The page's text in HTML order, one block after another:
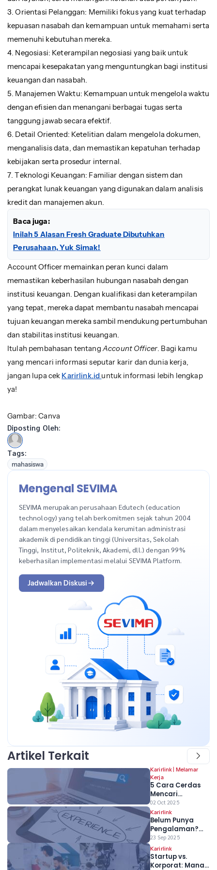
3. Orientasi Pelanggan: Memiliki fokus yang kuat terhadap
kepuasan nasabah dan kemampuan untuk memahami serta
memenuhi kebutuhan mereka.
4. Negosiasi: Keterampilan negosiasi yang baik untuk
mencapai kesepakatan yang menguntungkan bagi institusi
keuangan dan nasabah.
5. Manajemen Waktu: Kemampuan untuk mengelola waktu
dengan efisien dan menangani berbagai tugas serta
tanggung jawab secara efektif.
6. Detail Oriented: Ketelitian dalam mengelola dokumen,
menganalisis data, dan memastikan kepatuhan terhadap
kebijakan serta prosedur internal.
7. Teknologi Keuangan: Familiar dengan sistem dan
perangkat lunak keuangan yang digunakan dalam analisis
kredit dan manajemen akun.
Baca juga:
Inilah 5 Alasan Fresh Graduate Dibutuhkan
Perusahaan, Yuk Simak!
Account Officer memainkan peran kunci dalam
memastikan keberhasilan hubungan nasabah dengan
institusi keuangan. Dengan kualifikasi dan keterampilan
yang tepat, mereka dapat membantu nasabah mencapai
tujuan keuangan mereka sambil mendukung pertumbuhan
dan stabilitas institusi keuangan.
Itulah pembahasan tentangAccount Officer. Bagi kamu
yang mencari informasi seputar karir dan dunia kerja,
jangan lupa cek Karirlink.id untuk informasi lebih lengkap
ya!
Gambar: Canva
Diposting Oleh:
Tags:
mahasiswa
Mengenal SEVIMA
SEVIMA merupakan perusahaan Edutech (education
technology) yang telah berkomitmen sejak tahun 2004
dalam menyelesaikan kendala kerumitan administrasi
akademik di pendidikan tinggi (Universitas, Sekolah
Tinggi, Institut, Politeknik, Akademi, dll.) dengan 99%
keberhasilan implementasi melalui SEVIMA Platform.
Jadwalkan Diskusi
Artikel Terkait
Karirlink Melamar
Kerja
5 Cara Cerdas
Mencari
Lowongan Kerja
Tersembunyi
Bagi Fresh
Graduate
02 Oct 2025
Karirlink
Belum Punya
Pengalaman?
Bukan Masalah!
Ubah Proyek
Kuliah Jadi
Senjata Ampuh
23 Sep 2025
Karirlink
Startup vs.
Korporat: Mana